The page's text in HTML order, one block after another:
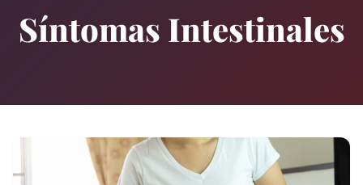
Síntomas Intestinales